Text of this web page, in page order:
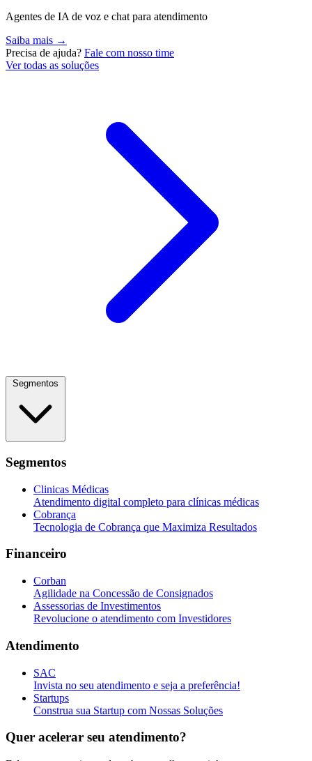
Agentes de IA de voz e chat para atendimento
Saiba mais →
Precisa de ajuda? Fale com nosso time
Ver todas as soluções
Segmentos
Clinicas Médicas
Atendimento digital completo para clínicas médicas
Cobrança
Tecnologia de Cobrança que Maximiza Resultados
Financeiro
Corban
Agilidade na Concessão de Consignados
Assessorias de Investimentos
Revolucione o atendimento com Investidores
Atendimento
SAC
Invista no seu atendimento e seja a preferência!
Startups
Construa sua Startup com Nossas Soluções
Quer acelerar seu atendimento?